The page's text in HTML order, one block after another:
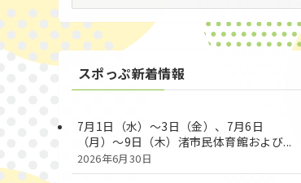
別
スポっぷ新着情報
7月1日（水）～3日（金）、7月6日
（月）～9日（木）渚市民体育館および...
2026年6月30日